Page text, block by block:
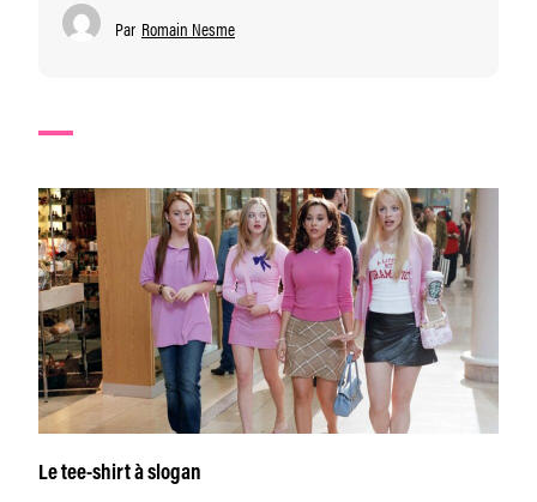
Par Romain Nesme
Le tee-shirt à slogan